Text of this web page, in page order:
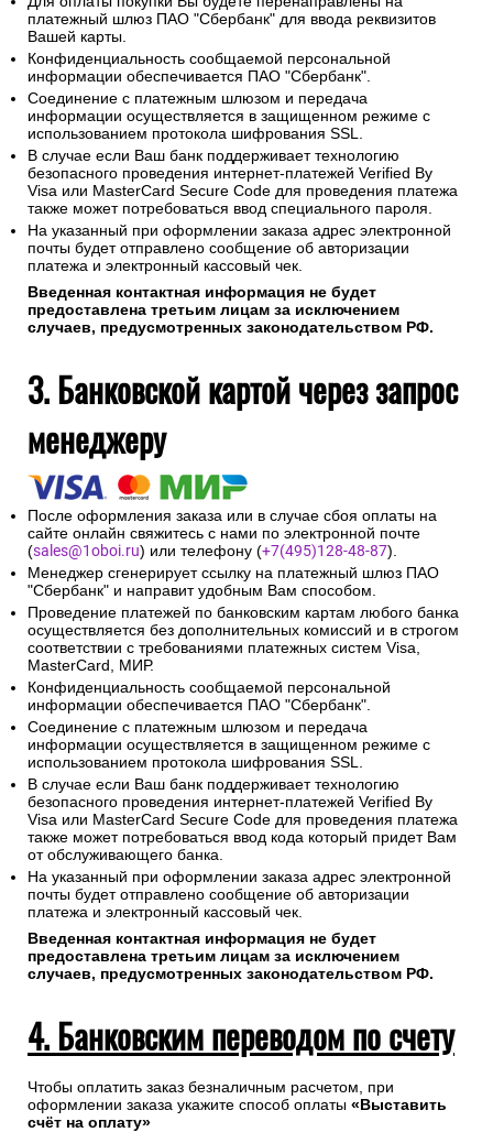
платежный шлюз ПАО "Сбербанк" для ввода реквизитов
Вашей карты.
Конфиденциальность сообщаемой персональной
информации обеспечивается ПАО "Сбербанк".
Соединение с платежным шлюзом и передача
информации осуществляется в защищенном режиме с
использованием протокола шифрования SSL.
В случае если Ваш банк поддерживает технологию
безопасного проведения интернет-платежей Verified By
Visa или MasterCard Secure Code для проведения платежа
также может потребоваться ввод специального пароля.
На указанный при оформлении заказа адрес электронной
почты будет отправлено сообщение об авторизации
платежа и электронный кассовый чек.
Введенная контактная информация не будет
предоставлена третьим лицам за исключением
случаев, предусмотренных законодательством РФ.
3. Банковской картой через запрос
менеджеру
После оформления заказа или в случае сбоя оплаты на
сайте онлайн свяжитесь с нами по электронной почте
(sales@1oboi.ru) или телефону (+7(495)128-48-87).
Менеджер сгенерирует ссылку на платежный шлюз ПАО
"Сбербанк" и направит удобным Вам способом.
Проведение платежей по банковским картам любого банка
осуществляется без дополнительных комиссий и в строгом
соответствии с требованиями платежных систем Visa,
MasterCard, МИР.
Конфиденциальность сообщаемой персональной
информации обеспечивается ПАО "Сбербанк".
Соединение с платежным шлюзом и передача
информации осуществляется в защищенном режиме с
использованием протокола шифрования SSL.
В случае если Ваш банк поддерживает технологию
безопасного проведения интернет-платежей Verified By
Visa или MasterCard Secure Code для проведения платежа
также может потребоваться ввод кода который придет Вам
от обслуживающего банка.
На указанный при оформлении заказа адрес электронной
почты будет отправлено сообщение об авторизации
платежа и электронный кассовый чек.
Введенная контактная информация не будет
предоставлена третьим лицам за исключением
случаев, предусмотренных законодательством РФ.
4. Банковским переводом по счету
Чтобы оплатить заказ безналичным расчетом, при
оформлении заказа укажите способ оплаты «Выставить
счёт на оплату»